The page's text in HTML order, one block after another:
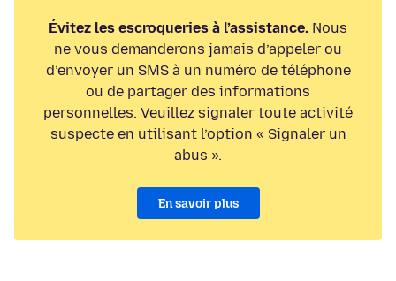
Évitez les escroqueries à l’assistance. Nous
ne vous demanderons jamais d’appeler ou
d’envoyer un SMS à un numéro de téléphone
ou de partager des informations
personnelles. Veuillez signaler toute activité
suspecte en utilisant l’option « Signaler un
abus ».
En savoir plus